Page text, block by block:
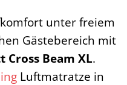
unter freiem
Gästebereich mit
Cross Beam XL.
Luftmatratze in